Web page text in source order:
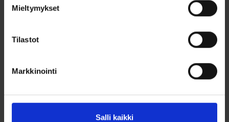
Mieltymykset
Tilastot
Markkinointi
Salli kaikki
analysis and
tk_rl
for internal
Istunto